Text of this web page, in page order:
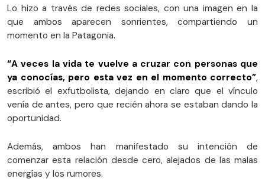
Lo hizo a través de redes sociales, con una imagen en la
que ambos aparecen sonrientes, compartiendo un
momento en la Patagonia.
“A veces la vida te vuelve a cruzar con personas que
ya conocías, pero esta vez en el momento correcto”,
escribió el exfutbolista, dejando en claro que el vínculo
venía de antes, pero que recién ahora se estaban dando la
oportunidad.
Además, ambos han manifestado su intención de
comenzar esta relación desde cero, alejados de las malas
energías y los rumores.